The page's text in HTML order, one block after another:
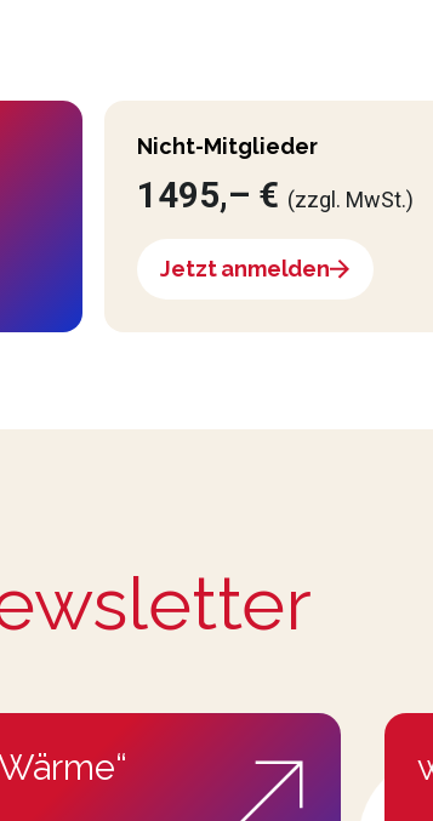
Nicht-Mitglieder
1495,– € (zzgl. MwSt.)
Jetzt anmelden